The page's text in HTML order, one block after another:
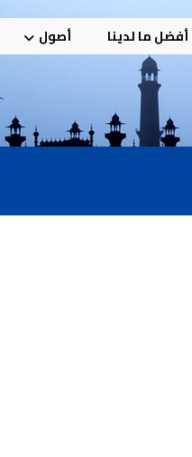
أفضل ما لدينا أصول